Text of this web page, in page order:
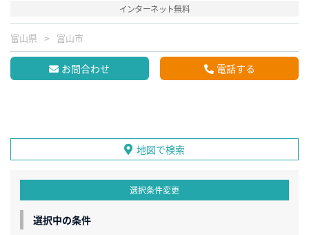
インターネット無料
富山県 富山市
お問合わせ 電話する
地図で検索
選択条件変更
選択中の条件